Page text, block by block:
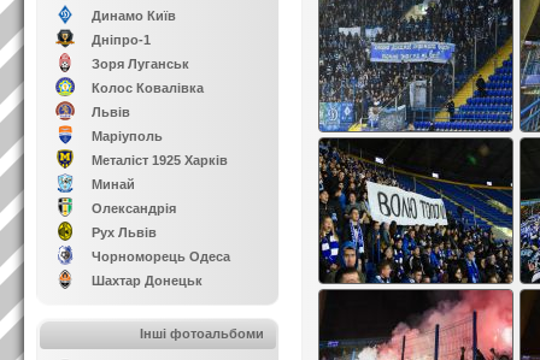
Динамо Київ
Дніпро-1
Зоря Луганськ
Колос Ковалівка
Львів
Маріуполь
Металіст 1925 Харків
Минай
Олександрія
Рух Львів
Чорноморець Одеса
Шахтар Донецьк
Інші фотоальбоми